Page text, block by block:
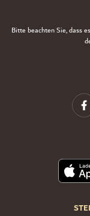
Bitte beachten Sie, dass